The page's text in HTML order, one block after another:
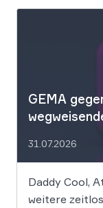
GEMA
31.07.2026
Daddy Cool,
weitere